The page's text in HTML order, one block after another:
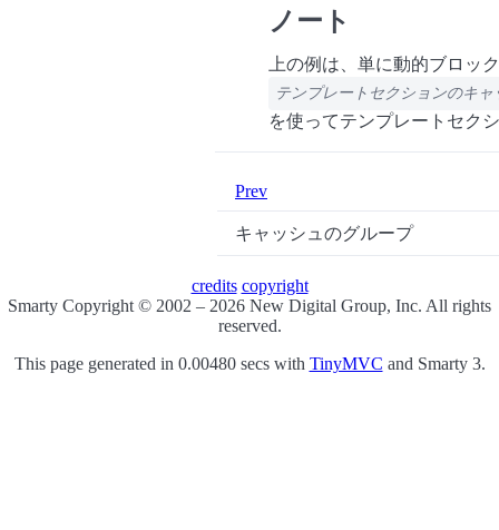
ノート
上の例は、単に動的ブロッ
テンプレートセクションのキャ
を使ってテンプレートセク
Prev
キャッシュのグループ
credits copyright
Smarty Copyright © 2002 – 2026 New Digital Group, Inc. All rights
reserved.
This page generated in 0.00480 secs with TinyMVC and Smarty 3.